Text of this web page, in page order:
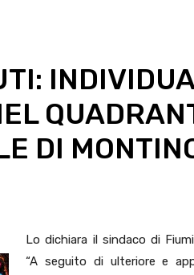
DI
Lo dichiara il sindaco di
“A seguito di ulteriore e